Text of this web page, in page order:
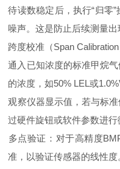
待读数稳定后，执行“归零
噪声。这是防止后续测量出
跨度校准（Span Calibration
通入已知浓度的‌标准甲烷
的浓度，如50% LEL或
观察仪器显示值，若与标
过硬件旋钮或软件参数进行
多点验证‌：对于高精度
准，以验证传感器的线性度